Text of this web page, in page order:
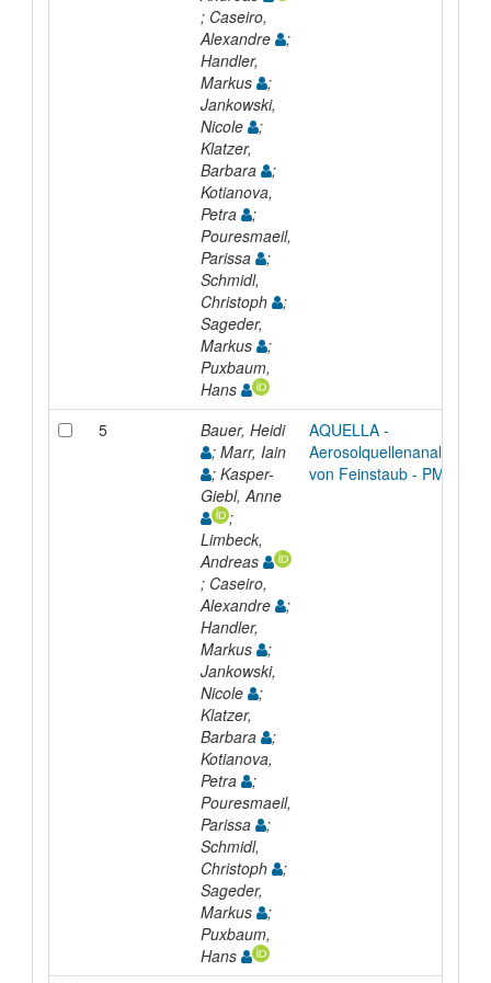
; Caseiro,
Alexandre
;
Handler,
Markus
;
Jankowski,
Nicole
;
Klatzer,
Barbara
;
Kotianova,
Petra
;
Pouresmaeil,
Parissa
;
Schmidl,
Christoph
;
Sageder,
Markus
;
Puxbaum,
Hans
5
Bauer, Heidi
; Marr, Iain
; Kasper-
Giebl, Anne
;
Limbeck,
Andreas
; Caseiro,
Alexandre
;
Handler,
Markus
;
Jankowski,
Nicole
;
Klatzer,
Barbara
;
Kotianova,
Petra
;
Pouresmaeil,
Parissa
;
Schmidl,
Christoph
;
Sageder,
Markus
;
Puxbaum,
Hans
AQUELLA -
Aerosolquellenanalyse
von Feinstaub - PM10